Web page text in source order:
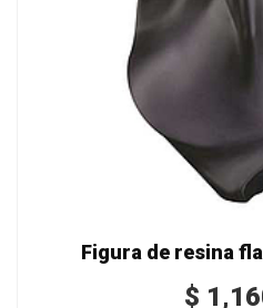
Figura de resina
$